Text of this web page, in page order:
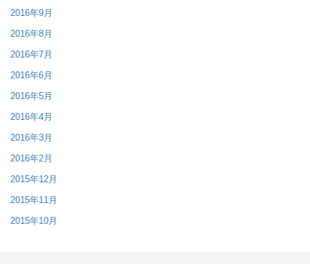
2016年9月
2016年8月
2016年7月
2016年6月
2016年5月
2016年4月
2016年3月
2016年2月
2015年12月
2015年11月
2015年10月